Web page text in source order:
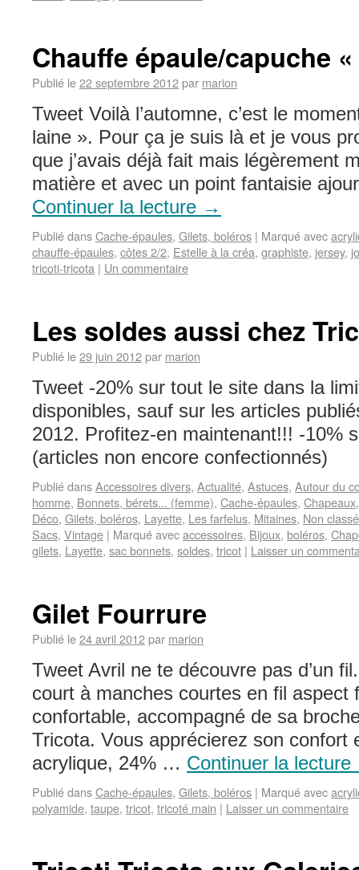
Chauffe épaule/capuche
Publié le22 septembre 2012par marion
Tweet Voilà l’automne, c’est le
laine ». Pour ça je suis là et je vous
que j’avais déjà fait mais légèrement
matière et avec un point fantaisie
Continuer la lecture →
Publié dansCache-épaules, Gilets, boléros | Marqué avec
chauffe-épaules, côtes 2/2, Estelle à la créa, graphiste, jersey,
tricoti-tricota | Un commentaire
Les soldes aussi chez
Publié le29 juin 2012par marion
Tweet -20% sur tout le site dans la
disponibles, sauf sur les articles
2012. Profitez-en maintenant!!! -10%
(articles non encore confectionnés)
Publié dansAccessoires divers, Actualité, Astuces, Autour du
homme, Bonnets, bérets... (femme), Cache-épaules, Chapeaux
Déco, Gilets, boléros, Layette, Les farfelus, Mitaines, Non classé
Sacs, Vintage | Marqué avecaccessoires, Bijoux, boléros,
gilets, Layette, sac bonnets, soldes, tricot | Laisser un
Gilet Fourrure
Publié le24 avril 2012par marion
Tweet Avril ne te découvre pas d’un
court à manches courtes en fil aspect
confortable, accompagné de sa
Tricota. Vous apprécierez son confort
acrylique, 24% … Continuer la lecture
Publié dansCache-épaules, Gilets, boléros | Marqué avec
polyamide, taupe, tricot, tricoté main | Laisser un commentaire